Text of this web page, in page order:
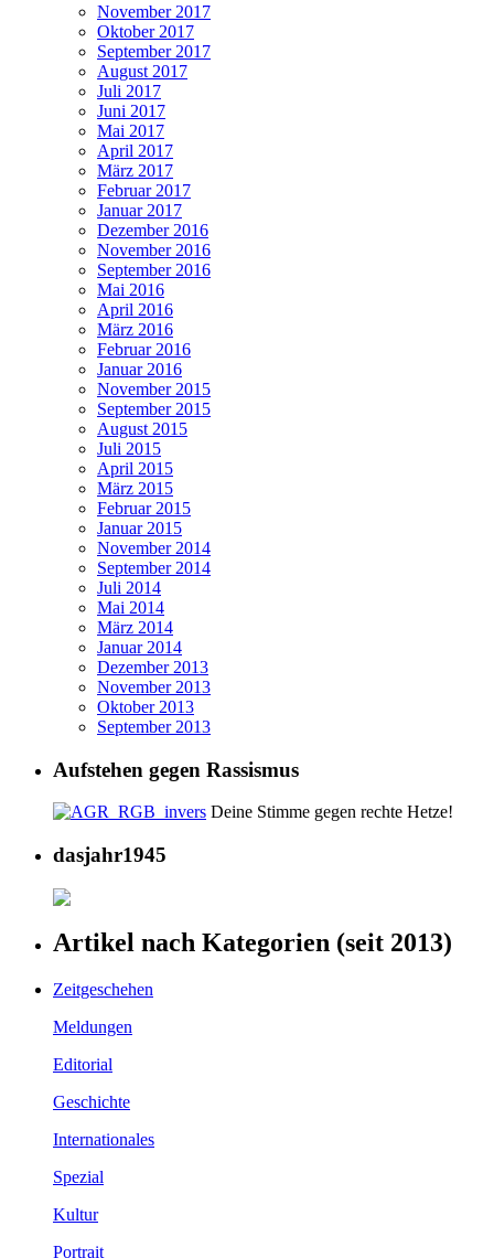
November 2017
Oktober 2017
September 2017
August 2017
Juli 2017
Juni 2017
Mai 2017
April 2017
März 2017
Februar 2017
Januar 2017
Dezember 2016
November 2016
September 2016
Mai 2016
April 2016
März 2016
Februar 2016
Januar 2016
November 2015
September 2015
August 2015
Juli 2015
April 2015
März 2015
Februar 2015
Januar 2015
November 2014
September 2014
Juli 2014
Mai 2014
März 2014
Januar 2014
Dezember 2013
November 2013
Oktober 2013
September 2013
Aufstehen gegen Rassismus
Deine Stimme gegen rechte Hetze!
dasjahr1945
Artikel nach Kategorien (seit 2013)
Zeitgeschehen
Meldungen
Editorial
Geschichte
Internationales
Spezial
Kultur
Portrait